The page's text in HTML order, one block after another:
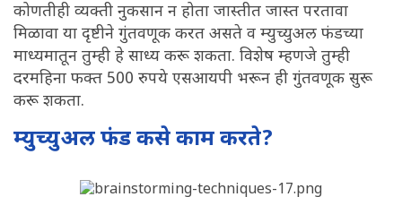
कोणतीही व्यक्ती नुकसान न होता जास्तीत जास्त परतावा
मिळावा या दृष्टीने गुंतवणूक करत असते व म्युच्युअल फंडच्या
माध्यमातून तुम्ही हे साध्य करू शकता. विशेष म्हणजे तुम्ही
दरमहिना फक्त 500 रुपये एसआयपी भरून ही गुंतवणूक सुरू
करू शकता.
म्युच्युअल फंड कसे काम करते?